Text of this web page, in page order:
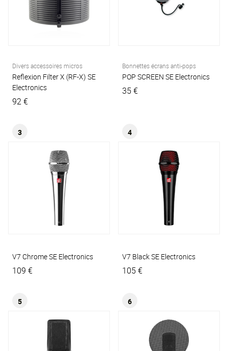
Divers accessoires micros
Reflexion Filter X (RF-X) SE
Electronics
92 €
Bonnettes écrans anti-pops
POP SCREEN SE Electronics
35 €
3
V7 ChromeSE Electronics
109 €
4
V7 BlackSE Electronics
105 €
5 6